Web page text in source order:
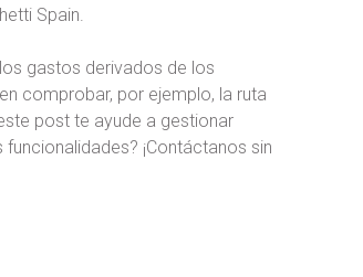
Spain.
gastos derivados de los
comprobar, por ejemplo, la ruta
post te ayude a gestionar
¡Contáctanos sin